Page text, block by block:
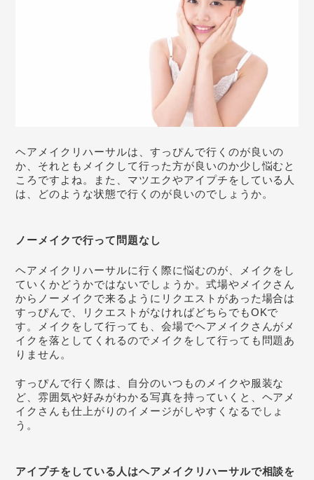
ヘアメイクリハーサルは、すっぴんで行くのが良いの
か、それともメイクして行った方が良いのか少し悩むと
ころですよね。また、マツエクやアイプチをしている人
は、どのような状態で行くのが良いのでしょうか。
ノーメイクで行って問題なし
ヘアメイクリハーサルに行く際に悩むのが、メイクをし
ていくかどうかではないでしょうか。式場やメイクさん
からノーメイクで来るようにリクエストがあった場合は
すっぴんで、リクエストがなければどちらでもOKで
す。メイクをして行っても、会場でヘアメイクさんがメ
イクを落としてくれるのでメイクをして行っても問題あ
りません。
すっぴんで行く際は、自分のいつものメイクや服装な
ど、雰囲気や好みがわかる写真を持っていくと、ヘアメ
イクさんも仕上がりのイメージがしやすくなるでしょ
う。
アイプチをしている人はヘアメイクリハーサルで相談を